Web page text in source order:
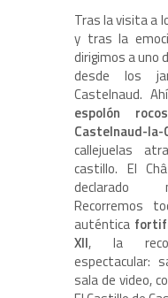
Tras la visita a
y tras la
dirigimos a uno
desde los
Castelnaud.
espolón
Castelnaud-la-
callejuelas
castillo. El
declarado
Recorremos
auténtica
XII, la
espectacular:
sala de video,